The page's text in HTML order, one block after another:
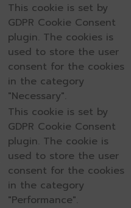
This cookie is set by
GDPR Cookie Consent
plugin. The cookies is
used to store the user
consent for the cookies
in the category
"Necessary".
This cookie is set by
GDPR Cookie Consent
plugin. The cookie is
used to store the user
consent for the cookies
in the category
"Performance".